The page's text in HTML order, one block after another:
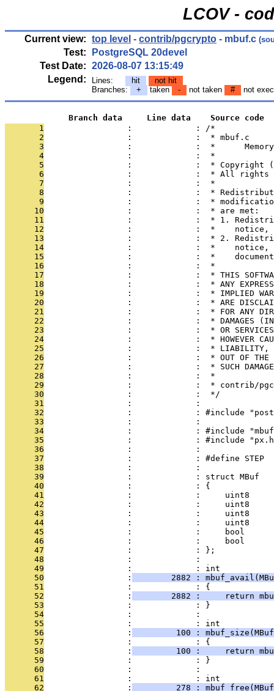
LCOV -
Current view: top level - contrib/pgcrypto - mbuf.c
Test:
PostgreSQL 20devel
Test Date: 2026-08-07 13:15:49
Legend:
Lines: hit
not hit
Branches:
+ taken - not taken # not
             Branch data     Line data    Source code
       1
                 :             : /*
       2
                 :             :  * mbuf.c
       3
:             :  *
       4
                 :             :  *
       5
:             :  * Copyright
       6
:             :  * All rights
       7
                 :             :  *
       8
:             :  *
       9
:             :  *
      10
                 :             :  * are met:
      11
:             :  * 1.
      12
:             :  *
      13
:             :  * 2.
      14
:             :  *
      15
:             :  *
      16
                 :             :  *
      17
:             :  * THIS
      18
:             :  * ANY
      19
:             :  * IMPLIED
      20
:             :  * ARE
      21
:             :  * FOR ANY
      22
:             :  * DAMAGES
      23
:             :  * OR
      24
:             :  * HOWEVER
      25
:             :  *
      26
:             :  * OUT OF
      27
:             :  * SUCH
      28
                 :             :  *
      29
:             :  * contrib/
      30
                 :             :  */
      31
                 :             :
      32
:             : #include
      33
                 :             :
      34
:             : #include
      35
:             : #include
      36
                 :             :
      37
:             : #define STEP
      38
                 :             :
      39
                 :             : struct MBuf
      40
                 :             : {
      41
:             :     uint8
      42
:             :     uint8
      43
:             :     uint8
      44
:             :     uint8
      45
:             :     bool
      46
:             :     bool
      47
                 :             : };
      48
                 :             :
      49
                 :             : int
      50
                 :
2882 :
      51
                 :             : {
      52
                 :
2882 :     return
      53
                 :             : }
      54
                 :             :
      55
                 :             : int
      56
                 :
100 :
      57
                 :             : {
      58
                 :
100 :     return
      59
                 :             : }
      60
                 :             :
      61
                 :             : int
      62
                 :
278 :